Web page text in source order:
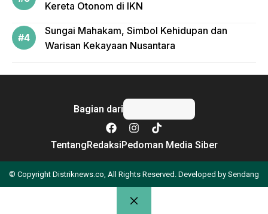
Kereta Otonom di IKN
Sungai Mahakam, Simbol Kehidupan dan
Warisan Kekayaan Nusantara
Bagian dari
TentangRedaksiPedoman Media Siber
© Copyright Distriknews.co, All Rights Reserved. Developed by Sendang